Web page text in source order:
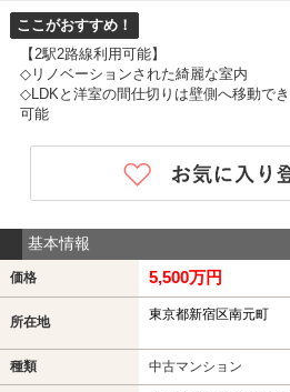
ここがおすすめ！
【2駅2路線利用可能】
◇リノベーションされた綺麗な室内
◇LDKと洋室の間仕切りは壁側へ移動で
可能
基本情報
価格 5,500万円
所在地 東京都新宿区南元町
種類 中古マンション